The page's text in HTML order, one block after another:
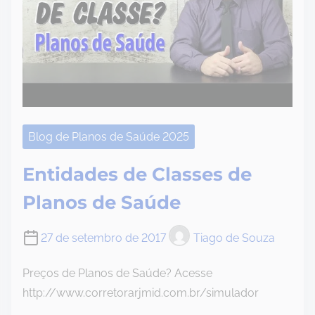
Blog de Planos de Saúde 2025
Entidades de Classes de
Planos de Saúde
27 de setembro de 2017 Tiago de Souza
Preços de Planos de Saúde? Acesse
http://www.corretorarjmid.com.br/simulador